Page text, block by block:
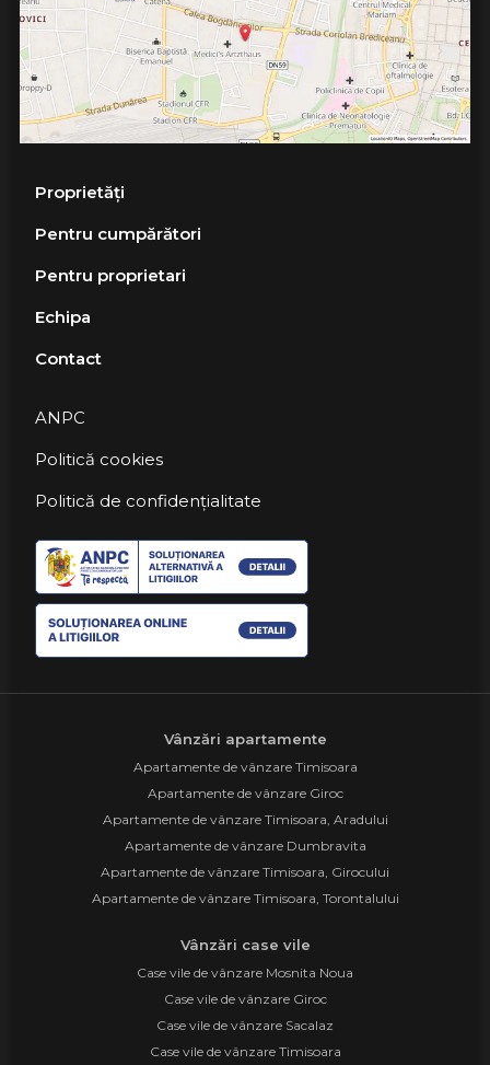
Proprietăți
Pentru cumpărători
Pentru proprietari
Echipa
Contact
ANPC
Politică cookies
Politică de confidențialitate
Vânzări apartamente
Apartamente de vânzare Timisoara
Apartamente de vânzare Giroc
Apartamente de vânzare Timisoara, Aradului
Apartamente de vânzare Dumbravita
Apartamente de vânzare Timisoara, Girocului
Apartamente de vânzare Timisoara, Torontalului
Vânzări case vile
Case vile de vânzare Mosnita Noua
Case vile de vânzare Giroc
Case vile de vânzare Sacalaz
Case vile de vânzare Timisoara